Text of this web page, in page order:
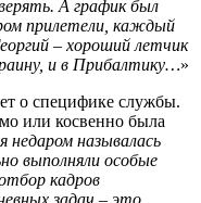
А график был
прилетели, каждый
– хороший летчик
и в Прибалтику…»
о специфике службы.
или косвенно была
недаром называлась
выполняли особые
кадров
задач – это